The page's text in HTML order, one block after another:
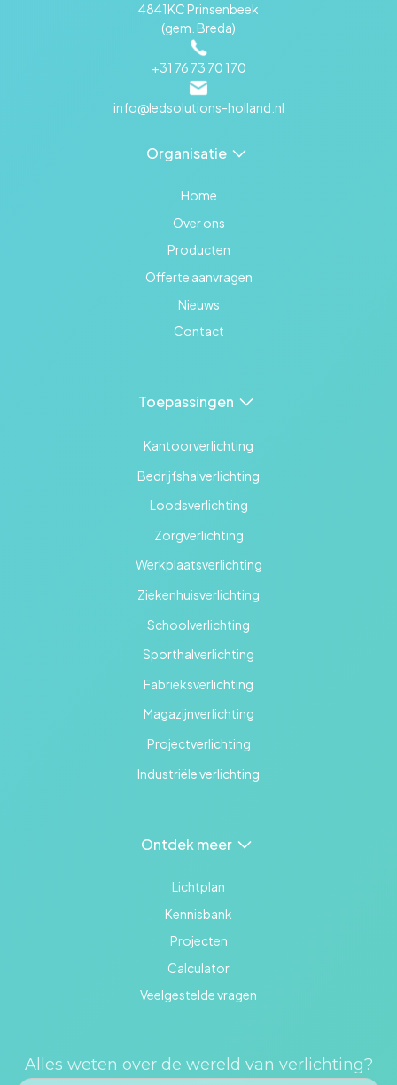
4841KC Prinsenbeek
(gem. Breda)
+31 76 73 70 170
info@ledsolutions-holland.nl
Organisatie
Home
Over ons
Producten
Offerte aanvragen
Nieuws
Contact
Toepassingen
Kantoorverlichting
Bedrijfshalverlichting
Loodsverlichting
Zorgverlichting
Werkplaatsverlichting
Ziekenhuisverlichting
Schoolverlichting
Sporthalverlichting
Fabrieksverlichting
Magazijnverlichting
Projectverlichting
Industriële verlichting
Ontdek meer
Lichtplan
Kennisbank
Projecten
Calculator
Veelgestelde vragen
Alles weten over de wereld van verlichting?